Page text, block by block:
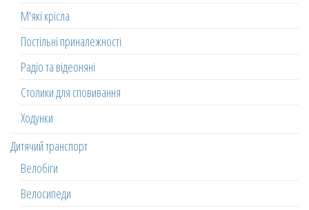
М'які крісла
Постільні приналежності
Радіо та відеоняні
Столики для сповивання
Ходунки
Дитячий транспорт
Велобіги
Велосипеди